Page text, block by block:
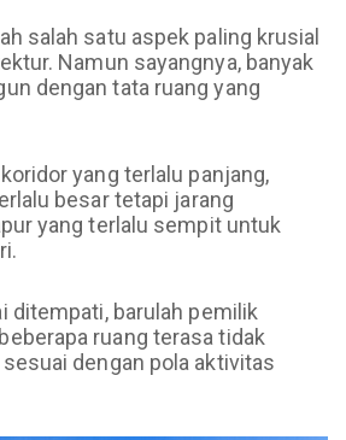
salah satu aspek paling krusial
Namun sayangnya, banyak
dengan tata ruang yang
yang terlalu panjang,
besar tetapi jarang
yang terlalu sempit untuk
ditempati, barulah pemilik
ruang terasa tidak
dengan pola aktivitas